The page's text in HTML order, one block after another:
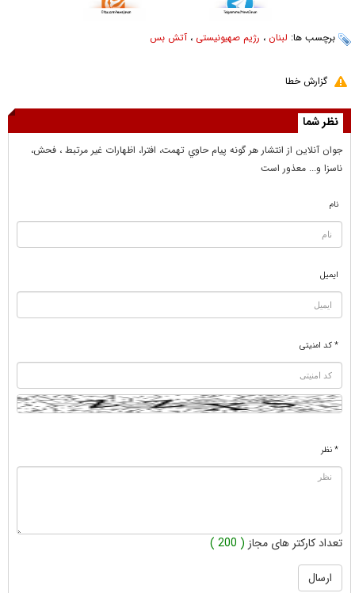
برچسب ها: لبنان ، رژیم صهیونیستی ، آتش بس
گزارش خطا
نظر شما
جوان آنلاين از انتشار هر گونه پيام حاوي تهمت، افترا، اظهارات غير مرتبط ، فحش،
ناسزا و... معذور است
نام
ایمیل
* کد امنیتی
* نظر
تعداد کارکتر های مجاز ( 200 )